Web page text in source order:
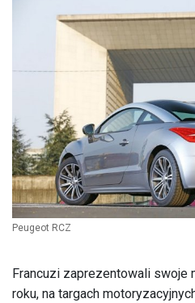
Peugeot RCZ
Francuzi zaprezentowali swoje
roku, na targach